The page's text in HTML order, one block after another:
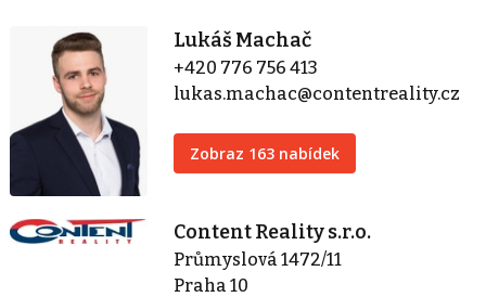
Lukáš Machač
+420 776 756 413
lukas.machac@contentreality.cz
Zobraz 163 nabídek
Content Reality s.r.o.
Průmyslová 1472/11
Praha 10